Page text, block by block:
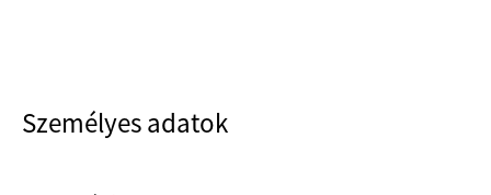
Személyes adatok